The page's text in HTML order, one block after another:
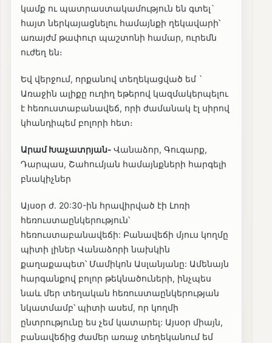
կամք ու պատրաստակամություն են գտել`
հայտ ներկայացնելու համայնքի ղեկավարի՝
առայժմ թափուր պաշտոնի համար, ուրեմն
ուժեղ են։
Եվ վերջում, որքանով տեղեկացված եմ `
Առաջին ալիքը ուղիղ եթերով կազմակերպելու
է հեռուստաբանավեճ, որի ժամանակ էլ սիրով
կհանդիպեմ բոլորի հետ։
Արամ Խաչատրյան- Վանաձոր, Գուգարք,
Դարպաս, Շահումյան համայնքների հարգելի
բնակիչներ
Այսօր ժ. 20:30-ին հրավիրված էի Լոռի
հեռուստաընկերություն՝
հեռուստաբանավեճի: Բանավեճի մյուս կողմը
պիտի լիներ Վանաձորի նախկին
քաղաքապետ՝ Մամիկոն Ասլանյանը: Ամենայն
հարգանքով բոլոր թեկնածուների, ինչպես
նաև մեր տեղական հեռուստաընկերության
նկատմամբ՝ պիտի ասեմ, որ կողմի
ընտրությունը ես չեմ կատարել: Այսօր միայն,
բանավեճից ժամեր առաջ տեղեկանում եմ